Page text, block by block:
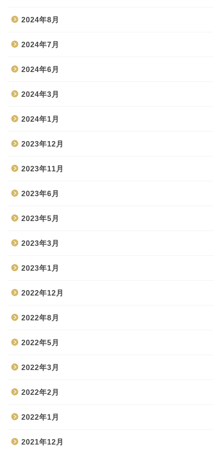
2024年8月
2024年7月
2024年6月
2024年3月
2024年1月
2023年12月
2023年11月
2023年6月
2023年5月
2023年3月
2023年1月
2022年12月
2022年8月
2022年5月
2022年3月
2022年2月
2022年1月
2021年12月